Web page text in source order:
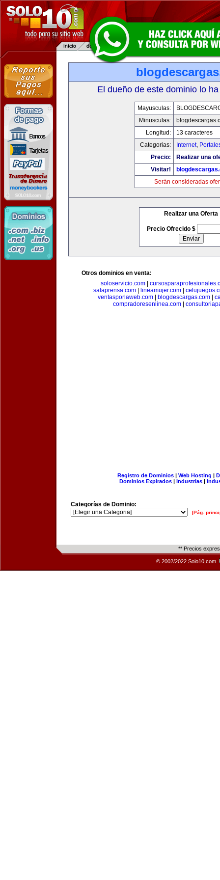
El dueño de este dominio lo
Mayusculas:
Minusculas:
Longitud:
13 caracteres
Categorias:
Internet,
Precio:
Realizar una
Visitar!
Serán consideradas
Realizar una Oferta
Precio Ofrecido $
Otros dominios en venta:
soloservicio.com|
salaprensa.com| lineamujer.com|
ventasporlaweb.com| blogdescargas.com|
compradoresenlinea.com|
Registro de Dominios| Web Hosting |
Dominios Expirados | Industrias |
Categorías de Dominio:
[Pág.
** Precios
© 2002/2022 Solo10.com